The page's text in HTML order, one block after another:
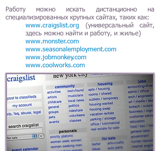
Работу можно искать дистанционно на
специализированных крупных сайтах, таких как:
www.craigslist.org (универсальный сайт,
здесь можно найти и работу, и жилье)
www.monster.com
www.seasonalemployment.com
www.jobmonkey.com
www.coolworks.com